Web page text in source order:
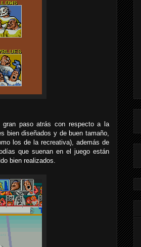
gran paso atrás con respecto a la
bien diseñados y de buen tamaño,
los de la recreativa), además de
que suenan en el juego están
bien realizados.